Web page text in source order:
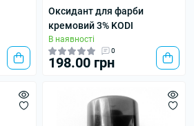
Оксидант для фарби
кремовий 3% KODI
В наявності
0
198.00 грн